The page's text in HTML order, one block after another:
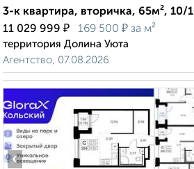
3-к квартира, вторичка, 65м², 10/
11 029 999 ₽ 169 500 ₽ за м²
территория Долина Уюта
Агентство, 07.08.2026
‹